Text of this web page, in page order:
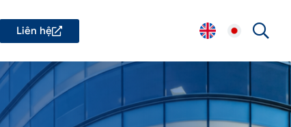
Liên hệ